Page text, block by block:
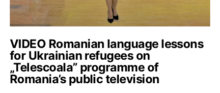
VIDEO Romanian language lessons
for Ukrainian refugees on
„Telescoala” programme of
Romania’s public television